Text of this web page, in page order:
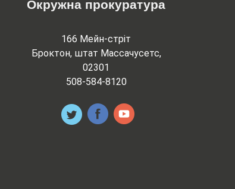
Окружна прокуратура
166 Мейн-стріт
Броктон, штат Массачусетс,
02301
508-584-8120